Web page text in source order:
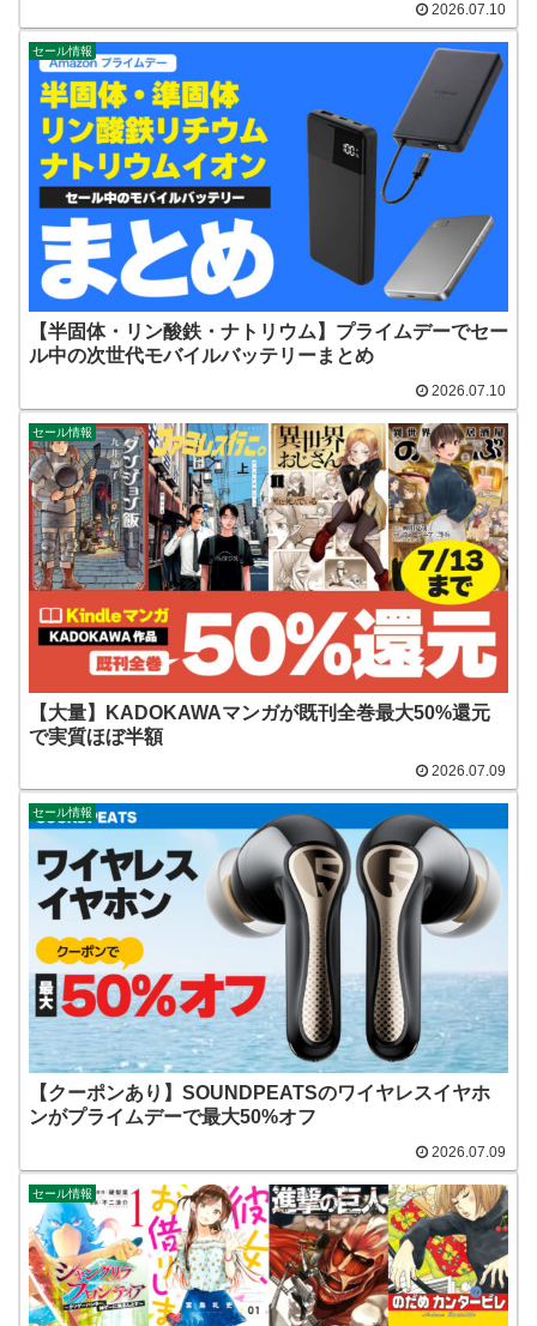
2026.07.10
セール情報
【半固体・リン酸鉄・ナトリウム】プライムデーでセー
ル中の次世代モバイルバッテリーまとめ
2026.07.10
セール情報
【大量】KADOKAWAマンガが既刊全巻最大50%還元
で実質ほぼ半額
2026.07.09
セール情報
【クーポンあり】SOUNDPEATSのワイヤレスイヤホ
ンがプライムデーで最大50%オフ
2026.07.09
セール情報